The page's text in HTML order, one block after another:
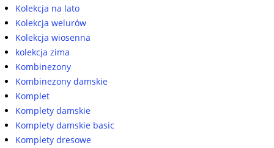
Kolekcja na lato
Kolekcja welurów
Kolekcja wiosenna
kolekcja zima
Kombinezony
Kombinezony damskie
Komplet
Komplety damskie
Komplety damskie basic
Komplety dresowe